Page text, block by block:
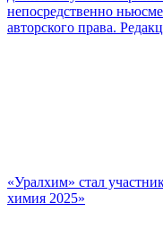
непосредственно
авторского права.
«Уралхим» стал
химия 2025»